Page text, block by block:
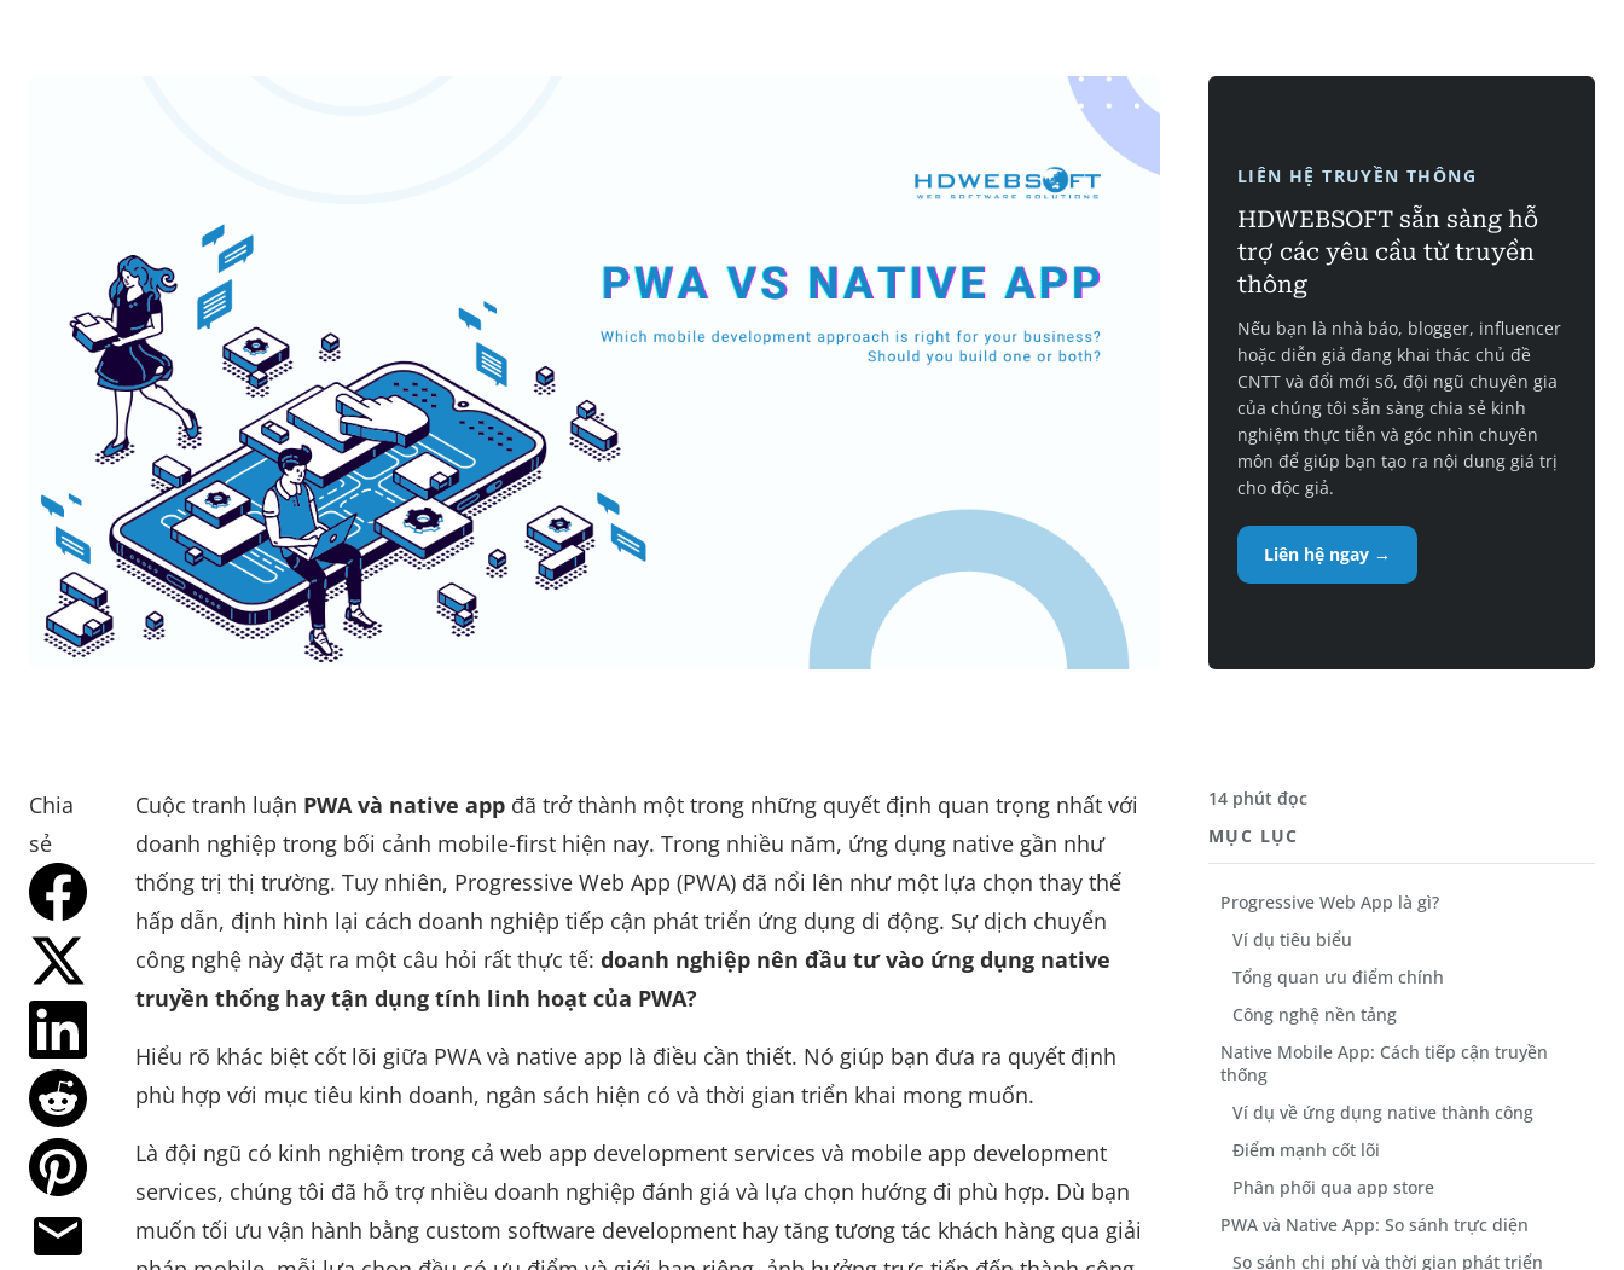
LIÊN HỆ TRUYỀN THÔNG
HDWEBSOFT sẵn sàng hỗ
trợ các yêu cầu từ truyền
thông
Nếu bạn là nhà báo, blogger, influencer
hoặc diễn giả đang khai thác chủ đề
CNTT và đổi mới số, đội ngũ chuyên gia
của chúng tôi sẵn sàng chia sẻ kinh
nghiệm thực tiễn và góc nhìn chuyên
môn để giúp bạn tạo ra nội dung giá trị
cho độc giả.
Liên hệ ngay →
Chia
sẻ
Cuộc tranh luận PWA và native app đã trở thành một trong những quyết định quan trọng nhất với
doanh nghiệp trong bối cảnh mobile-first hiện nay. Trong nhiều năm, ứng dụng native gần như
thống trị thị trường. Tuy nhiên, Progressive Web App (PWA) đã nổi lên như một lựa chọn thay thế
hấp dẫn, định hình lại cách doanh nghiệp tiếp cận phát triển ứng dụng di động. Sự dịch chuyển
công nghệ này đặt ra một câu hỏi rất thực tế: doanh nghiệp nên đầu tư vào ứng dụng native
truyền thống hay tận dụng tính linh hoạt của PWA?
Hiểu rõ khác biệt cốt lõi giữa PWA và native app là điều cần thiết. Nó giúp bạn đưa ra quyết định
phù hợp với mục tiêu kinh doanh, ngân sách hiện có và thời gian triển khai mong muốn.
Là đội ngũ có kinh nghiệm trong cả web app development services và mobile app development
services, chúng tôi đã hỗ trợ nhiều doanh nghiệp đánh giá và lựa chọn hướng đi phù hợp. Dù bạn
muốn tối ưu vận hành bằng custom software development hay tăng tương tác khách hàng qua giải
14 phút đọc
MỤC LỤC
Progressive Web App là gì?
Ví dụ tiêu biểu
Tổng quan ưu điểm chính
Công nghệ nền tảng
Native Mobile App: Cách tiếp cận truyền
thống
Ví dụ về ứng dụng native thành công
Điểm mạnh cốt lõi
Phân phối qua app store
PWA và Native App: So sánh trực diện
So sánh chi phí và thời gian phát triển